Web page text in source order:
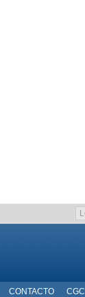
CONTACTO CGC